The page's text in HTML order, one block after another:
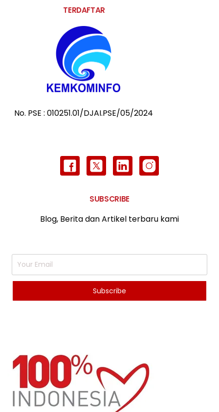
TERDAFTAR
No. PSE : 010251.01/DJAI.PSE/05/2024
SUBSCRIBE
Blog, Berita dan Artikel terbaru kami